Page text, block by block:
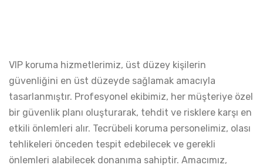
VIP koruma hizmetlerimiz, üst düzey kişilerin
güvenliğini en üst düzeyde sağlamak amacıyla
tasarlanmıştır. Profesyonel ekibimiz, her müşteriye özel
bir güvenlik planı oluşturarak, tehdit ve risklere karşı en
etkili önlemleri alır. Tecrübeli koruma personelimiz, olası
tehlikeleri önceden tespit edebilecek ve gerekli
önlemleri alabilecek donanıma sahiptir. Amacımız,